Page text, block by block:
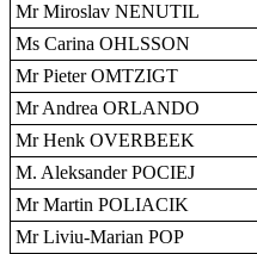
Mr Miroslav NENUTIL
Ms Carina OHLSSON
Mr Pieter OMTZIGT
Mr Andrea ORLANDO
Mr Henk OVERBEEK
M. Aleksander POCIEJ
Mr Martin POLIACIK
Mr Liviu-Marian POP